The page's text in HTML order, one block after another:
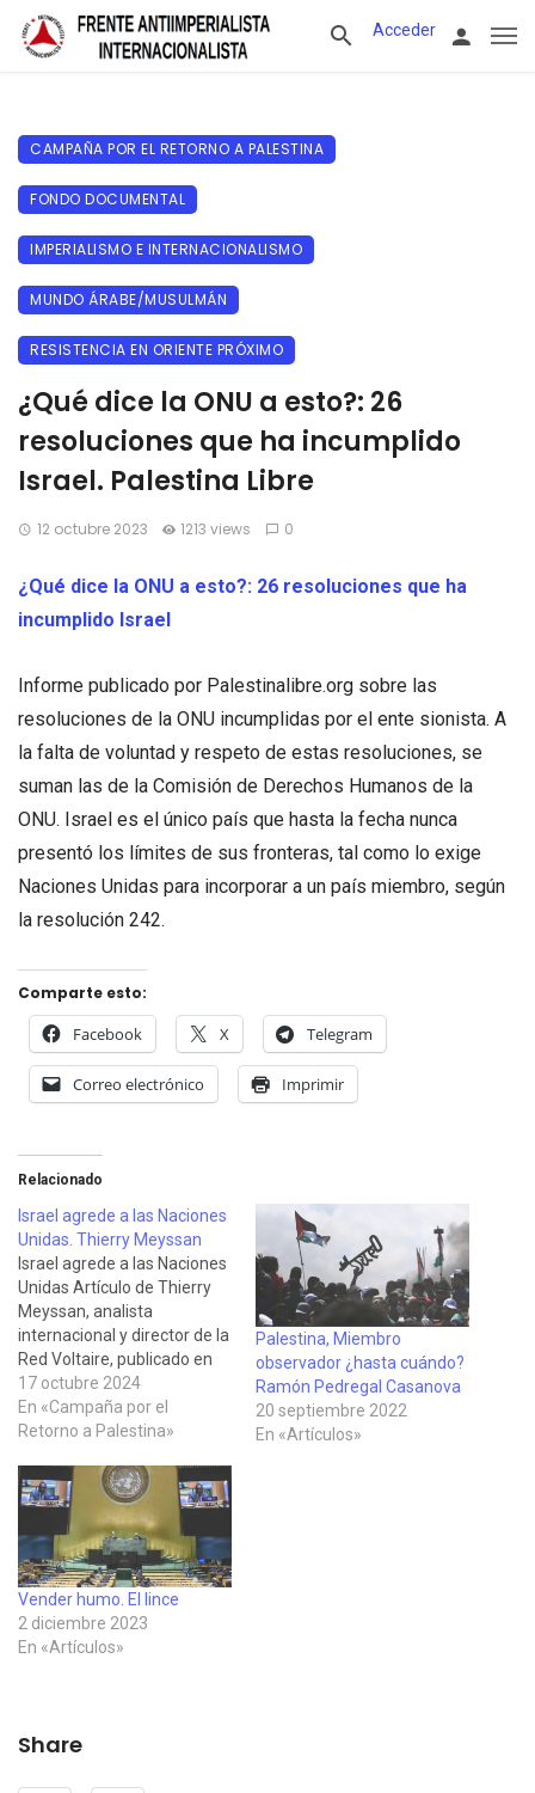
Acceder
CAMPAÑA POR EL RETORNO A PALESTINA
FONDO DOCUMENTAL
IMPERIALISMO E INTERNACIONALISMO
MUNDO ÁRABE/MUSULMÁN
RESISTENCIA EN ORIENTE PRÓXIMO
¿Qué dice la ONU a esto?: 26
resoluciones que ha incumplido
Israel. Palestina Libre
12 octubre 2023 1213 views 0
¿Qué dice la ONU a esto?: 26 resoluciones que ha
incumplido Israel
Informe publicado por Palestinalibre.org sobre las
resoluciones de la ONU incumplidas por el ente sionista. A
la falta de voluntad y respeto de estas resoluciones, se
suman las de la Comisión de Derechos Humanos de la
ONU. Israel es el único país que hasta la fecha nunca
presentó los límites de sus fronteras, tal como lo exige
Naciones Unidas para incorporar a un país miembro, según
la resolución 242.
Comparte esto:
Facebook X Telegram
Correo electrónico Imprimir
Relacionado
Israel agrede a las Naciones
Unidas. Thierry Meyssan
Israel agrede a las Naciones
Unidas Artículo de Thierry
Meyssan, analista
internacional y director de la
Red Voltaire, publicado en
su web el 15 de octubre de
2024. Aunque muchos no lo
saben, cuando la Asamblea
adhesión de Israel,
mediante la resolución 273
17 octubre 2024
En «Campaña por el
Retorno a Palestina»
Palestina, Miembro
observador ¿hasta cuándo?
Ramón Pedregal Casanova
20 septiembre 2022
En «Artículos»
Vender humo. El lince
2 diciembre 2023
En «Artículos»
Share